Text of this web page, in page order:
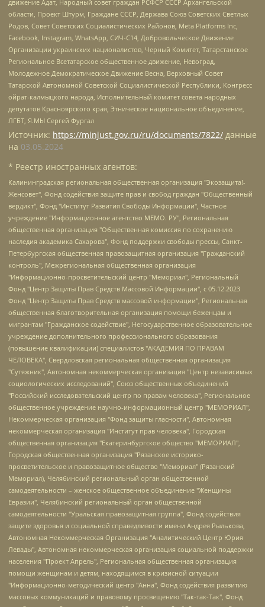
движение Адат, Народный совет граждан РСФСР СССР Архангельской
области, Проект Штурм, Граждане СССР, Держава Союз Советских Светлых
Родов, Совет Советских Социалистических Районов, Meta Platforms Inc,
Facebook, Instagram, WhatsApp, СИЧ-С14, Добровольческое Движение
Организации украинских националистов, Черный Комитет, Татарстанское
Региональное Всетатарское общественное движение, Невоград,
Молодежное Демократическое Движение Весна, Верховный Совет
Татарской Автономной Советской Социалистической Республики, Конгресс
ойрат-калмыцкого народа, Исполнительный комитет совета народных
депутатов Красноярского края, Этническое национальное объединение,
ЛГБТ, Я.МЫ Сергей Фургал
Источник: https://minjust.gov.ru/ru/documents/7822/ данные
на 03.05.2024
* Реестр иностранных агентов:
Калининградская региональная общественная организация "Экозащита!-Женсовет", Фонд содействия защите прав и свобод граждан "Общественный вердикт", Фонд "Институт Развития Свободы Информации", Частное учреждение "Информационное агентство МЕМО. РУ", Региональная общественная организация "Общественная комиссия по сохранению наследия академика Сахарова", Фонд поддержки свободы прессы, Санкт-Петербургская общественная правозащитная организация "Гражданский контроль", Межрегиональная общественная организация "Информационно-просветительский центр "Мемориал", Региональный Фонд "Центр Защиты Прав Средств Массовой Информации", с 05.12.2023 Фонд "Центр Защиты Прав Средств массовой информации", Региональная общественная благотворительная организация помощи беженцам и мигрантам "Гражданское содействие", Негосударственное образовательное учреждение дополнительного профессионального образования (повышение квалификации) специалистов "АКАДЕМИЯ ПО ПРАВАМ ЧЕЛОВЕКА", Свердловская региональная общественная организация "Сутяжник", Автономная некоммерческая организация "Центр независимых социологических исследований", Союз общественных объединений "Российский исследовательский центр по правам человека", Региональное общественное учреждение научно-информационный центр "МЕМОРИАЛ", Некоммерческая организация "Фонд защиты гласности", Автономная некоммерческая организация "Институт прав человека", Городская общественная организация "Екатеринбургское общество "МЕМОРИАЛ", Городская общественная организация "Рязанское историко-просветительское и правозащитное общество "Мемориал" (Рязанский Мемориал), Челябинский региональный орган общественной самодеятельности – женское общественное объединение "Женщины Евразии", Челябинский региональный орган общественной самодеятельности "Уральская правозащитная группа", Фонд содействия защите здоровья и социальной справедливости имени Андрея Рылькова, Автономная Некоммерческая Организация "Аналитический Центр Юрия Левады", Автономная некоммерческая организация социальной поддержки населения "Проект Апрель", Региональная общественная организация помощи женщинам и детям, находящимся в кризисной ситуации "Информационно-методический центр "Анна", Фонд содействия развитию массовых коммуникаций и правовому просвещению "Так-так-Так", Фонд содействия устойчивому развитию "Серебряная тайга", Свердловский региональный общественный фонд социальных проектов "Новое время", "Idel.Реалии", Кавказ.Реалии, Крым.Реалии, Телеканал Настоящее Время, Татаро-башкирская служба Радио Свобода (Azatliq Radiosi), Радио Свободная Европа/Радио Свобода (PCE/PC), "Сибирь.Реалии", "Фактограф", Благотворительный фонд помощи осужденным и их семьям, Автономная некоммерческая организация "Институт глобализации и социальных движений", Фонд "В защиту прав заключенных", Частное учреждение "Центр поддержки и содействия развитию средств массовой информации", Пензенский региональный общественный благотворительный фонд "Гражданский союз", "Север.Реалии", Некоммерческая организация Фонд "Правовая инициатива", Общество с ограниченной ответственностью "Радио Свободная Европа/Радио Свобода", Чешское информационное агентство "MEDIUM-ORIENT", Красноярская региональная общественная организация "Мы против СПИДа", Камалягин Денис Николаевич, Маркелов Сергей Евгеньевич, Пономарев Лев Александрович, Савицкая Людмила Алексеевна, Автономная некоммерческая организация "Центр по работе с проблемой насилия "НАСИЛИЮ.НЕТ", Межрегиональный профессиональный союз работников здравоохранения "Альянс врачей", Юридическое лицо, зарегистрированное в Латвийской Республике, SIA "Medusa Project" (регистрационный номер 40103797863, дата регистрации 10.06.2014), Некоммерческая организация "Фонд по борьбе с коррупцией", Автономная некоммерческая организация "Институт права и публичной политики", Баданин Роман Сергеевич, Гликин Максим Александрович, Железнова Мария Михайловна, Лукьянова Юлия Сергеевна, Маетная Елизавета Витальевна, Маняхин Петр Борисович, Чуракова Ольга Владимировна, Ярош Юлия Петровна, Юридическое лицо "The Insider SIA", зарегистрированное в Риге, Латвийская Республика (дата регистрации 26.06.2015), являющееся администратором доменного имени интернет-издания "The Insider SIA", https://theins.ru, Постернак Алексей Евгеньевич, Рубин Михаил Аркадьевич, Анин Роман Александрович, Юридическое лицо Istories fonds, зарегистрированное в Латвийской Республике (регистрационный номер 50008295751, дата регистрации 24.02.2020), Великовский Дмитрий Александрович, Долинина Ирина Николаевна, Мароховская Алеся Алексеевна, Шлейнов Роман Юрьевич, Шмагун Олеся Валентиновна, Общество с ограниченной ответственностью "Альтаир 2021", Общество с ограниченной ответственностью "Вега 2021", Общество с ограниченной ответственностью "Главный редактор 2021", Общество с ограниченной ответственностью "Ромашки монолит", Важенков Артем Валерьевич, Ивановская областная общественная организация "Центр гендерных исследований", Гурман Юрий Альбертович, Медиапроект "ОВД-Инфо", Егоров Владимир Владимирович, Жилинский Владимир Александрович, Общество с ограниченной ответственностью "ЗП", Иванова София Юрьевна, Карезина Инна Павловна, Кильтау Екатерина Викторовна, Петров Алексей Викторович, Пискунов Сергей Евгеньевич, Смирнов Сергей Сергеевич, Тихонов Михаил Сергеевич, Общество с ограниченной ответственностью "ЖУРНАЛИСТ-ИНОСТРАННЫЙ АГЕНТ", Арапова Галина Юрьевна, Вольтская Татьяна Анатольевна, Американская компания "Mason G.E.S. Anonymous Foundation" (США), являющаяся владельцем интернет-издания https://mnews.world/, Компания "Stichting Bellingcat", зарегистрированная в Нидерландах (дата регистрации 11.07.2018), Захаров Андрей Вячеславович, Клепиковская Екатерина Дмитриевна, Общество с ограниченной ответственностью "МЕМО", Перл Роман Александрович, Симонов Евгений Алексеевич, Соловьева Елена Анатольевна, Сотников Даниил Владимирович, Сурначева Елизавета Дмитриевна, Автономная некоммерческая организация по защите прав человека и информированию населения "Якутия – Наше Мнение", Общество с ограниченной ответственностью "Москоу диджитал медиа", с 26.01.2023 Общество с ограниченной ответственностью "Чайка Белые сады", Ветошкина Валерия Валерьевна, Заговора Максим Александрович, Межрегиональное общественное движение "Российская ЛГБТ - сеть", Оленичев Максим Владимирович, Павлов Иван Юрьевич, Скворцова Елена Сергеевна, Общество с ограниченной ответственностью "Как бы инагент", Кочетков Игорь Викторович, Общество с ограниченной ответственностью "Честные выборы", Еланчик Олег Александрович, Общество с ограниченной ответственностью "Нобелевский призыв", Гималова Регина Эмилевна, Григорьев Андрей Валерьевич, Григорьева Алина Александровна, Ассоциация по содействию защите прав призывников, альтернативнослужащих и военнослужащих "Правозащитная группа "Гражданин.Армия.Право", Хисамова Регина Фаритовна, Автономная некоммерческая организация по реализации социально-правовых программ "Лилит", Дальневосточное общественное движение "Маяк", Санкт-Петербургская ЛГБТ-инициативная группа "Выход", Инициативная группа ЛГБТ+ "Реверс", Алексеев Андрей Викторович, Бекбулатова Таисия Львовна, Беляев Иван Михайлович, Владыкина Елена Сергеевна, Гельман Марат Александрович, Никульшина Вероника Юрьевна, Толоконникова Надежда Андреевна, Шендерович Виктор Анатольевич, Общество с ограниченной ответственностью "Данное сообщение", Общество с ограниченной ответственностью Издательский дом "Новая глава", Айнбиндер Александра Александровна, Московский комьюнити-центр для ЛГБТ+инициатив, Благотворительный фонд развития филантропии, Deutsche Welle (Германия, Kurt-Schumacher-Strasse 3, 53113 Bonn), Борзунова Мария Михайловна, Воробьев Виктор Викторович, Голубева Анна Львовна, Константинова Алла Михайловна, Малкова Ирина Владимировна, Мурадов Мурад Абдулгалимович, Осетинская Елизавета Николаевна, Понасенков Евгений Николаевич, Ганапольский Матвей Юрьевич, Киселев Евгений Алексеевич, Борухович Ирина Григорьевна, Дремин Иван Тимофеевич, Дубровский Дмитрий Викторович, Красноярская региональная общественная организация поддержки и развития альтернативных образовательных технологий и межкультурных коммуникаций "ИНТЕРРА", Маяковская Екатерина Алексеевна, Фейгин Марк Захарович, Филимонов Андрей Викторович, Дзугкоева Регина Николаевна, Доброхотов Роман Александрович, Дудь Юрий Александрович, Елкин Сергей Владимирович, Кругликов Кирилл Игоревич, Сабунаева Мария Леонидовна, Семенов Алексей Владимирович, Шаинян Карен Багратович, Шульман Екатерина Михайловна, Асафьев Артур Валерьевич, Вахштайн Виктор Семенович, Венедиктов Алексей Алексеевич, Лушникова Екатерина Евгеньевна, Волков Леонид Михайлович, Невзоров Александр Глебович, Пархоменко Сергей Борисович, Сироткин Ярослав Николаевич, Кара-Мурза Владимир Владимирович, Баранова Наталья Владимировна, Гозман Леонид Яковлевич, Кагарлицкий Борис Юльевич, Климарев Михаил Валерьевич, Милов Владимир Станиславович, Автономная некоммерческая организация Краснодарский центр современного искусства "Типография", Моргенштерн Алишер Тагирович, Соболь Любовь Эдуардовна, Общество с ограниченной ответственностью "ЛИЗА НОРМ", Каспаров Гарри Кимович, Ходорковский Михаил Борисович, Общество с ограниченной ответственностью "Апрельские тезисы", Данилович Ирина Брониславовна, Кашин Олег Владимирович, Петров Николай Владимирович, Пивоваров Алексей Владимирович, Соколов Михаил Владимирович, Цветкова Юлия Владимировна, Чичваркин Евгений Александрович, Комитет против пыток/Команда против пыток, Общество с ограниченной ответственностью "Первый научный", Общество с ограниченной ответственностью "Вертолет и ко", Белоцерковская Вероника Борисовна, Кац Максим Евгеньевич, Лазарева Татьяна Юрьевна, Шаведдинов Руслан Табризович, Яшин Илья Валерьевич, Общество с ограниченной ответственностью "Иноагент ААВ", Алешковский Дмитрий Петрович, Альбац Евгения Марковна, Быков Дмитрий Львович, Галямина Юлия Евгеньевна, Лойко Сергей Леонидович, Мартынов Кирилл Константинович, Медведев Сергей Александрович, Крашенинников Федор Геннадиевич, Гордеева Катерина Вл